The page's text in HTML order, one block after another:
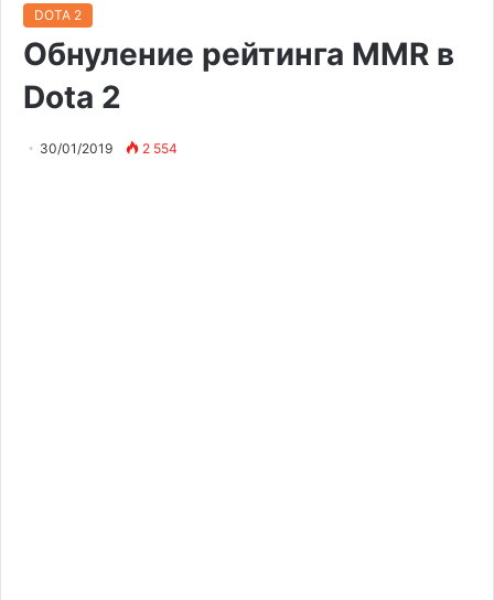
DOTA 2
Обнуление рейтинга MMR в
Dota 2
30/01/2019 2 554